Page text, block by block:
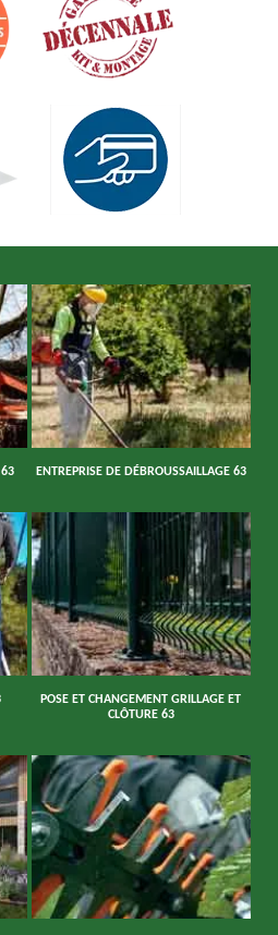
63 ENTREPRISE DE DÉBROUSSAILLAGE 63
POSE ET CHANGEMENT GRILLAGE ET
CLÔTURE 63